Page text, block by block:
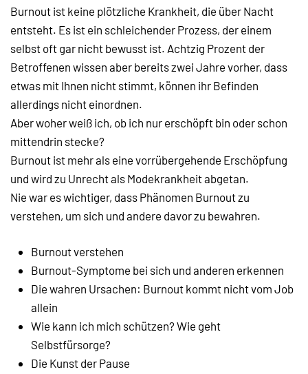
Burnout ist keine plötzliche Krankheit, die über Nacht
entsteht. Es ist ein schleichender Prozess, der einem
selbst oft gar nicht bewusst ist. Achtzig Prozent der
Betroffenen wissen aber bereits zwei Jahre vorher, dass
etwas mit Ihnen nicht stimmt, können ihr Befinden
allerdings nicht einordnen.
Aber woher weiß ich, ob ich nur erschöpft bin oder schon
mittendrin stecke?
Burnout ist mehr als eine vorrübergehende Erschöpfung
und wird zu Unrecht als Modekrankheit abgetan.
Nie war es wichtiger, dass Phänomen Burnout zu
verstehen, um sich und andere davor zu bewahren.
Burnout verstehen
Burnout-Symptome bei sich und anderen erkennen
Die wahren Ursachen: Burnout kommt nicht vom Job
allein
Wie kann ich mich schützen? Wie geht
Selbstfürsorge?
Die Kunst der Pause